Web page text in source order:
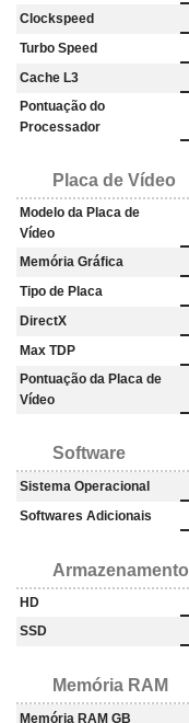
Clockspeed
Turbo Speed
Cache L3
Pontuação do
Processador
Placa de Vídeo
Modelo da Placa de
Vídeo
Memória Gráfica
Tipo de Placa
DirectX
Max TDP
Pontuação da Placa de
Vídeo
Software
Sistema Operacional
Softwares Adicionais
Armazenamento
HD
SSD
Memória RAM
Memória RAM GB